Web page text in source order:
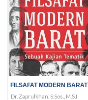
FILSAFAT MODERN BARAT
Dr. Zaprulkhan, S.Sos., M.S.I